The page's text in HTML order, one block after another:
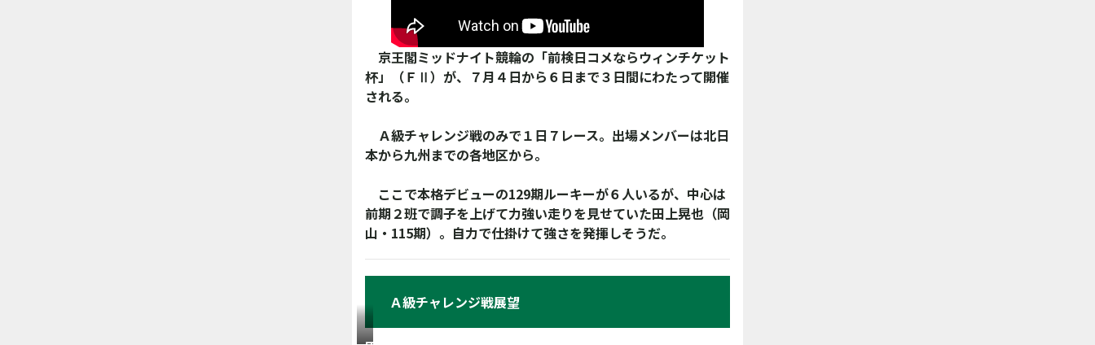
京王閣ミッドナイト競輪の「前検日コメならウィンチケット
杯」（ＦⅡ）が、７月４日から６日まで３日間にわたって開催
される。
Ａ級チャレンジ戦のみで１日７レース。出場メンバーは北日
本から九州までの各地区から。
ここで本格デビューの129期ルーキーが６人いるが、中心は
前期２班で調子を上げて力強い走りを見せていた田上晃也（岡
山・115期）。自力で仕掛けて強さを発揮しそうだ。
Ａ級チャレンジ戦展望